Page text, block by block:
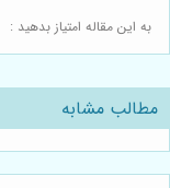
به این مقاله امتیاز بدهید :
مطالب مشابه